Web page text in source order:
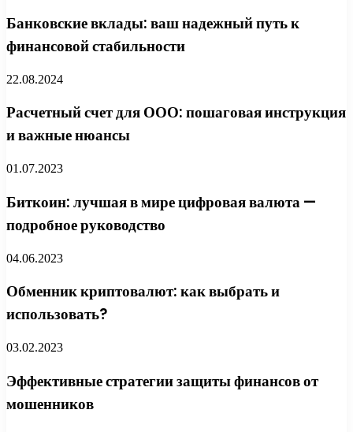
Банковские вклады: ваш надежный путь к
финансовой стабильности
22.08.2024
Расчетный счет для ООО: пошаговая инструкция
и важные нюансы
01.07.2023
Биткоин: лучшая в мире цифровая валюта —
подробное руководство
04.06.2023
Обменник криптовалют: как выбрать и
использовать?
03.02.2023
Эффективные стратегии защиты финансов от
мошенников